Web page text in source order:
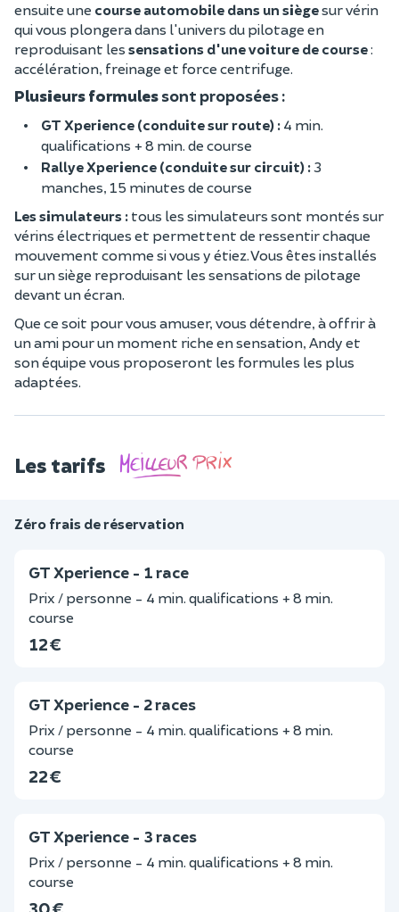
ensuite une course automobile dans un siègesur vérin
qui vous plongera dans l'univers du pilotage en
reproduisant les sensations d'une voiture de course:
accélération, freinage et force centrifuge.
Plusieurs formulessont proposées :
GT Xperience (conduite sur route) : 4 min.
qualifications + 8 min. de course
Rallye Xperience (conduite sur circuit) :3
manches, 15 minutes de course
Les simulateurs : tous les simulateurs sont montés sur
vérins électriques et permettent de ressentir chaque
mouvement comme si vous y étiez. Vous êtes installés
sur un siège reproduisant les sensations de pilotage
devant un écran.
Que ce soit pour vous amuser, vous détendre, à offrir à
un ami pour un moment riche en sensation, Andy et
son équipe vous proposeront les formules les plus
adaptées.
Les tarifs
Zéro frais de réservation
GT Xperience - 1 race
Prix / personne - 4 min. qualifications + 8 min.
course
12 €
GT Xperience - 2 races
Prix / personne - 4 min. qualifications + 8 min.
course
22 €
GT Xperience - 3 races
Prix / personne - 4 min. qualifications + 8 min.
course